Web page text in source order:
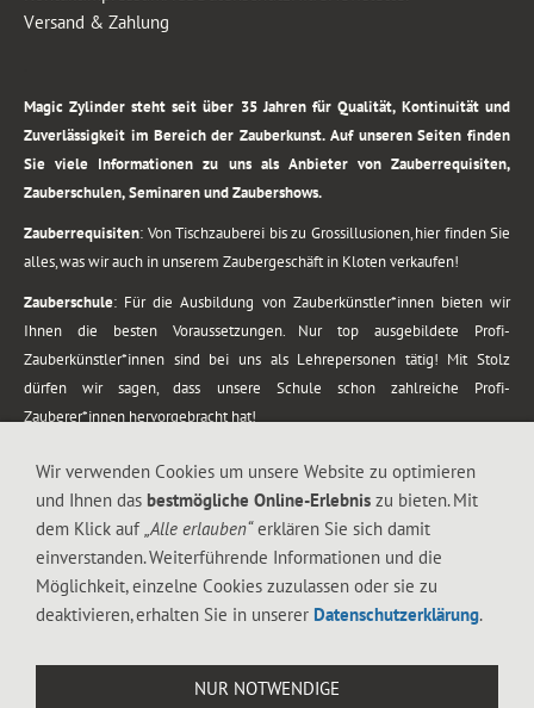
Versand & Zahlung
Magic Zylinder steht seit über 35 Jahren für Qualität, Kontinuität und
Zuverlässigkeit im Bereich der Zauberkunst. Auf unseren Seiten finden
Sie viele Informationen zu uns als Anbieter von Zauberrequisiten,
Zauberschulen, Seminaren und Zaubershows.
Zauberrequisiten: Von Tischzauberei bis zu Grossillusionen, hier finden Sie
alles, was wir auch in unserem Zaubergeschäft in Kloten verkaufen!
Zauberschule: Für die Ausbildung von Zauberkünstler*innen bieten wir
Ihnen die besten Voraussetzungen. Nur top ausgebildete Profi-
Zauberkünstler*innen sind bei uns als Lehrepersonen tätig! Mit Stolz
dürfen wir sagen, dass unsere Schule schon zahlreiche Profi-
Zauberer*innen hervorgebracht hat!
vom Kinderprogramm bis zur Tischzauberei. Lassen Sie sich faszinieren von
meiner Zauber-Sprech-Show, angerührt mit sprachlichen Sequenzen,
gewürzt mit Gags und visuellen Illusionen wie Kaninchen, Vasen, Seilen,
Wir verwenden Cookies um unsere Website zu optimieren
und Ihnen das bestmögliche Online-Erlebnis zu bieten. Mit
dem Klick auf „Alle erlauben“erklären Sie sich damit
einverstanden. Weiterführende Informationen und die
Möglichkeit, einzelne Cookies zuzulassen oder sie zu
deaktivieren, erhalten Sie in unserer Datenschutzerklärung.
NUR NOTWENDIGE